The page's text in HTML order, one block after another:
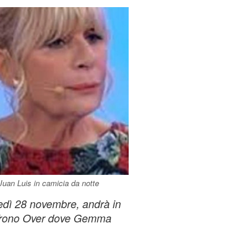
Luis in camicia da notte
28 novembre, andrà in
Over dove Gemma